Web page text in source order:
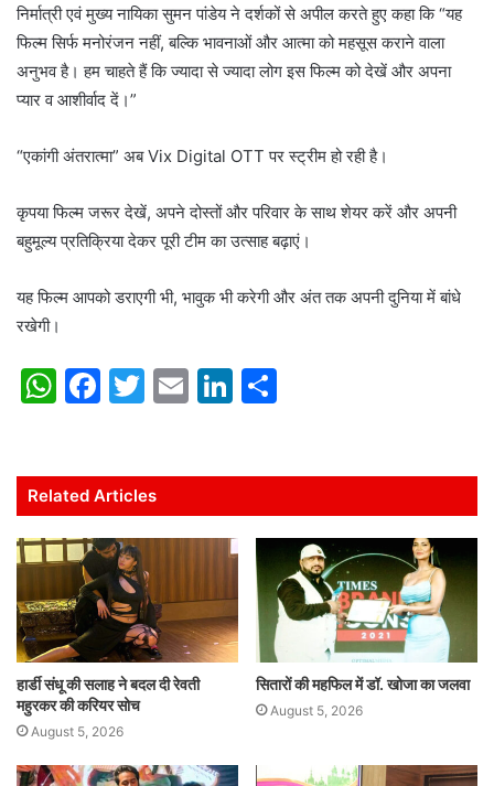
निर्मात्री एवं मुख्य नायिका सुमन पांडेय ने दर्शकों से अपील करते हुए कहा कि “यह
फिल्म सिर्फ मनोरंजन नहीं, बल्कि भावनाओं और आत्मा को महसूस कराने वाला
अनुभव है। हम चाहते हैं कि ज्यादा से ज्यादा लोग इस फिल्म को देखें और अपना
प्यार व आशीर्वाद दें।”
“एकांगी अंतरात्मा” अब Vix Digital OTT पर स्ट्रीम हो रही है।
कृपया फिल्म जरूर देखें, अपने दोस्तों और परिवार के साथ शेयर करें और अपनी
बहुमूल्य प्रतिक्रिया देकर पूरी टीम का उत्साह बढ़ाएं।
यह फिल्म आपको डराएगी भी, भावुक भी करेगी और अंत तक अपनी दुनिया में बांधे
रखेगी।
W
s
A
p
p
F
e
b
o
o
k
T
er
E
l
Li
e
dI
n
e
Related Articles
हार्डी संधू की सलाह ने बदल दी रेवती
महुरकर की करियर सोच
August 5, 2026
सितारों की महफिल में डॉ. खोजा का जलवा
August 5, 2026